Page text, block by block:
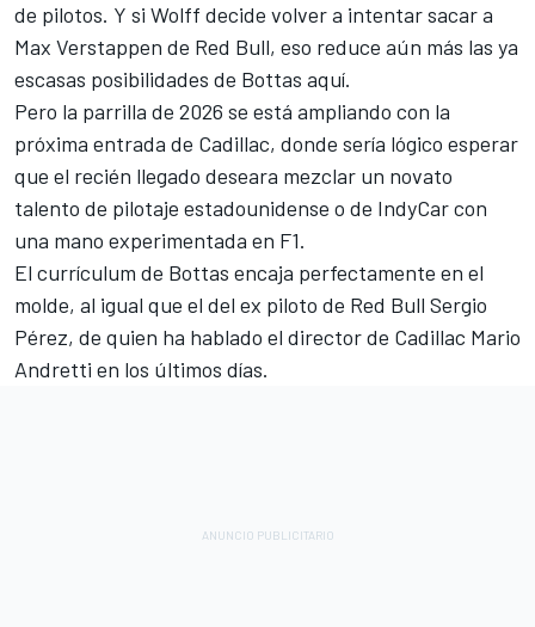
de pilotos. Y si Wolff decide volver a intentar sacar a
Max Verstappen de Red Bull, eso reduce aún más las ya
escasas posibilidades de Bottas aquí.
Pero la parrilla de 2026 se está ampliando con la
próxima entrada de Cadillac, donde sería lógico esperar
que el recién llegado deseara mezclar un novato
talento de pilotaje estadounidense o de IndyCar con
una mano experimentada en F1.
El currículum de Bottas encaja perfectamente en el
molde, al igual que el del ex piloto de Red Bull Sergio
Pérez, de quien ha hablado el director de Cadillac Mario
Andretti en los últimos días.